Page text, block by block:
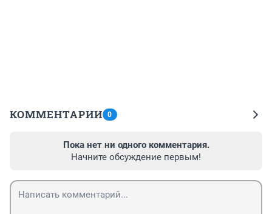
КОММЕНТАРИИ 0
Пока нет ни одного комментария.
Начните обсуждение первым!